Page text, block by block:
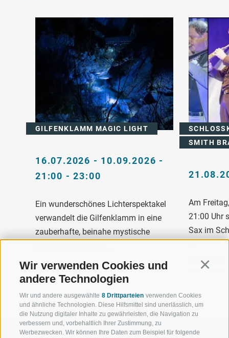
Wir verwenden Cookies und
andere Technologien
Wir und andere ausgewählte 8 Drittparteien verwenden Cookies
und ähnliche Technologien. Diese Hilfsmittel sind unerlässlich, um
die Nutzung digitaler Inhalte zu gewährleisten, die Navigation zu
verbessern und, vorbehaltlich Ihrer Zustimmung, zu
Werbezwecken. Wir können Ihre Daten zum Beispiel für folgende
GILFENKLAMM MAGIC LIGHT
16.07.2026 - 10.09.2026 -
21:00 - 23:00
Ein wunderschönes Lichterspektakel
verwandelt die Gilfenklamm in eine
zauberhafte, beinahe mystische
ENTDECKEN
SMITH
Am
21:00 Uhr
Sax im